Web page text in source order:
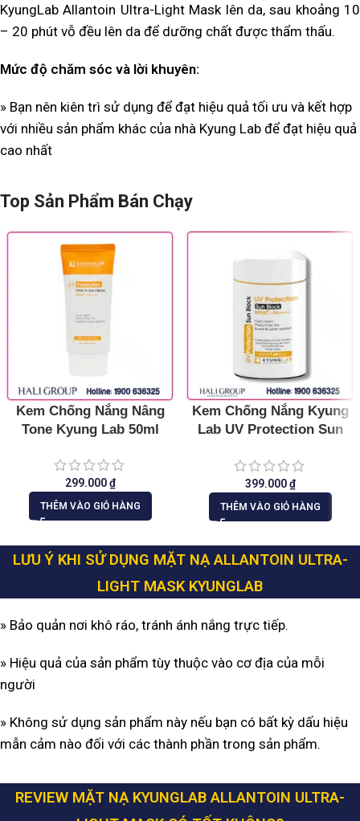
KyungLab Allantoin Ultra-Light Mask lên da, sau khoảng 10
– 20 phút vỗ đều lên da để dưỡng chất được thẩm thấu.
Mức độ chăm sóc và lời khuyên:
» Bạn nên kiên trì sử dụng để đạt hiệu quả tối ưu và kết hợp
với nhiều sản phẩm khác của nhà Kyung Lab để đạt hiệu quả
cao nhất
Top Sản Phẩm Bán Chạy
Kem Chống Nắng Nâng
Tone Kyung Lab 50ml
299.000₫
THÊM VÀO GIỎ HÀNG
Kem Chống Nắng Kyung
Lab UV Protection Sun
399.000₫
THÊM VÀO GIỎ HÀNG
LƯU Ý KHI SỬ DỤNG MẶT NẠ ALLANTOIN ULTRA-
LIGHT MASK KYUNGLAB
» Bảo quản nơi khô ráo, tránh ánh nắng trực tiếp.
» Hiệu quả của sản phẩm tùy thuộc vào cơ địa của mỗi
người
» Không sử dụng sản phẩm này nếu bạn có bất kỳ dấu hiệu
mẫn cảm nào đối với các thành phần trong sản phẩm.
REVIEW MẶT NẠ KYUNGLAB ALLANTOIN ULTRA-